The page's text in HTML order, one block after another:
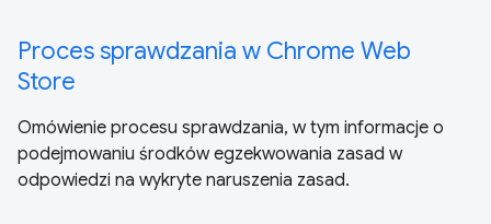
Proces sprawdzania w Chrome Web
Store
Omówienie procesu sprawdzania, w tym informacje o
podejmowaniu środków egzekwowania zasad w
odpowiedzi na wykryte naruszenia zasad.